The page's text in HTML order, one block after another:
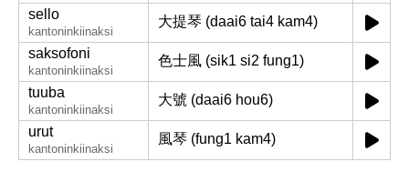
sello
kantoninkiinaksi
大提琴 (daai6 tai4 kam4)
saksofoni
kantoninkiinaksi
色士風 (sik1 si2 fung1)
tuuba
kantoninkiinaksi
大號 (daai6 hou6)
urut
kantoninkiinaksi
風琴 (fung1 kam4)